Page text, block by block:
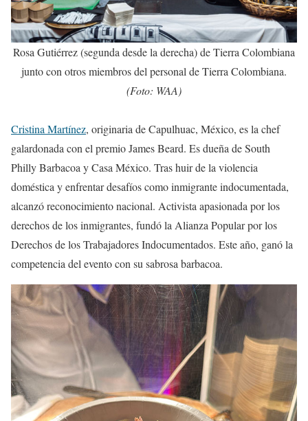
Rosa Gutiérrez (segunda desde la derecha) de Tierra Colombiana
junto con otros miembros del personal de Tierra Colombiana.
(Foto: WAA)
Cristina Martínez, originaria de Capulhuac, México, es la chef
galardonada con el premio James Beard. Es dueña de South
Philly Barbacoa y Casa México. Tras huir de la violencia
doméstica y enfrentar desafíos como inmigrante indocumentada,
alcanzó reconocimiento nacional. Activista apasionada por los
derechos de los inmigrantes, fundó la Alianza Popular por los
Derechos de los Trabajadores Indocumentados. Este año, ganó la
competencia del evento con su sabrosa barbacoa.